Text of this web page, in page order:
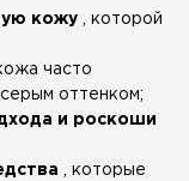
кожу , которой
часто
серым оттенком;
и роскоши
, которые